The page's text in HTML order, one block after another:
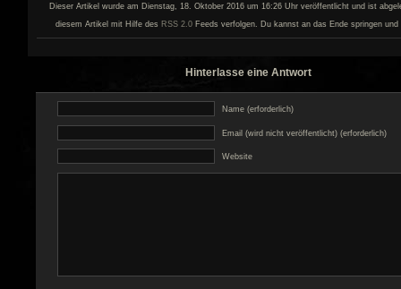
Dieser Artikel wurde am Dienstag, 18. Oktober 2016 um 16:26 Uhr veröffentlicht und ist
diesem Artikel mit Hilfe des RSS 2.0 Feeds verfolgen. Du kannst an das Ende springen
Hinterlasse eine Antwort
Name (erforderlich)
Email (wird nicht veröffentlicht) (erforderlich)
Website